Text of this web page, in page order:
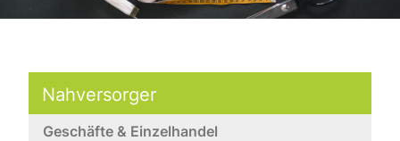
Nahversorger
Geschäfte & Einzelhandel